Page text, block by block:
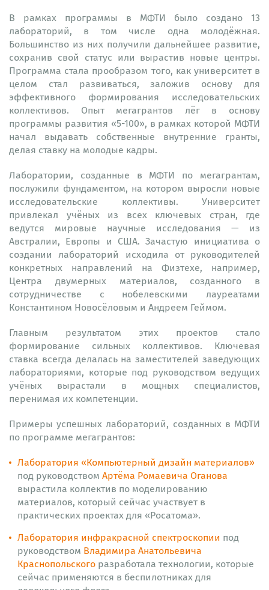
В рамках программы в МФТИ было создано 13
лабораторий, в том числе одна молодёжная.
Большинство из них получили дальнейшее развитие,
сохранив свой статус или вырастив новые центры.
Программа стала прообразом того, как университет в
целом стал развиваться, заложив основу для
эффективного формирования исследовательских
коллективов. Опыт мегагрантов лёг в основу
программы развития «5-100», в рамках которой МФТИ
начал выдавать собственные внутренние гранты,
делая ставку на молодые кадры.
Лаборатории, созданные в МФТИ по мегагрантам,
послужили фундаментом, на котором выросли новые
исследовательские коллективы. Университет
привлекал учёных из всех ключевых стран, где
ведутся мировые научные исследования — из
Австралии, Европы и США. Зачастую инициатива о
создании лабораторий исходила от руководителей
конкретных направлений на Физтехе, например,
Центра двумерных материалов, созданного в
сотрудничестве с нобелевскими лауреатами
Константином Новосёловым и Андреем Геймом.
Главным результатом этих проектов стало
формирование сильных коллективов. Ключевая
ставка всегда делалась на заместителей заведующих
лабораториями, которые под руководством ведущих
учёных вырастали в мощных специалистов,
перенимая их компетенции.
Примеры успешных лабораторий, созданных в МФТИ
по программе мегагрантов:
Лаборатория «Компьютерный дизайн материалов»
под руководством Артёма Ромаевича Оганова
вырастила коллектив по моделированию
материалов, который сейчас участвует в
практических проектах для «Росатома».
Лаборатория инфракрасной спектроскопии под
руководством Владимира Анатольевича
Краснопольского разработала технологии, которые
сейчас применяются в беспилотниках для